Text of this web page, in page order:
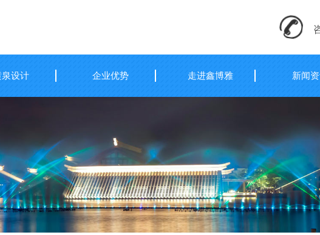
泉设计 企业优势 走进鑫博雅 新闻